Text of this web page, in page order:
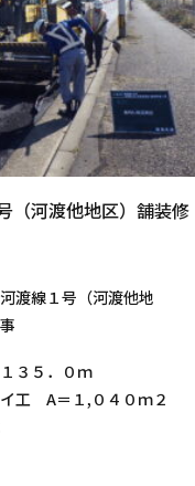
河渡他地区）舗装修
渡線１号（河渡他地
３５．０ｍ
工 A＝１,０４０ｍ２